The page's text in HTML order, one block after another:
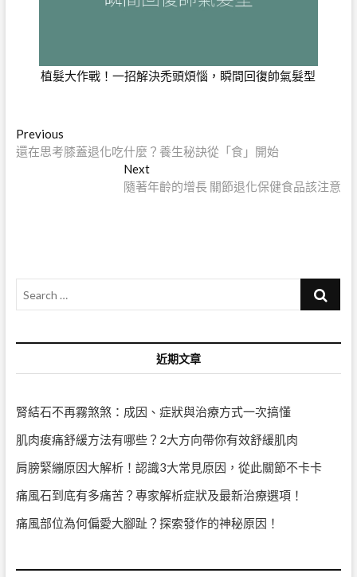
植髮大作戰！一招解決禿頭煩惱，瞬間回復帥氣髮型
文
章
PreviousPrevious
post:
還在思考膝蓋退化吃什麼？養生秘訣從「食」開始
NextNext
post:
隨著年齡的增長 關節退化保健食品該注意
Search
近期文章
腎結石不再霧煞煞：成因、症狀與治療方式一次搞懂
肌肉痠痛舒緩方法有哪些？2大方向帶你有效舒緩肌肉
肩膀緊繃原因大解析！認識3大常見原因，從此關節不卡卡
痛風石到底有多痛苦？專家解析症狀及最新治療選項！
痛風部位為何偏愛大腳趾？探索發作的神秘原因！